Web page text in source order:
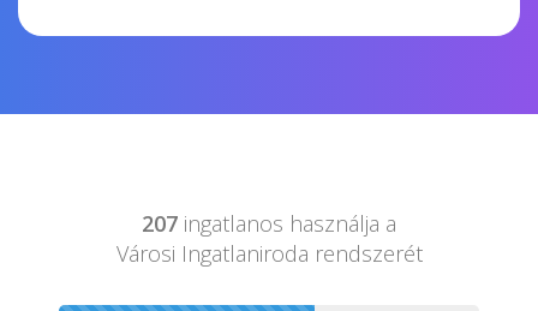
207 ingatlanos használja a
Városi Ingatlaniroda rendszerét